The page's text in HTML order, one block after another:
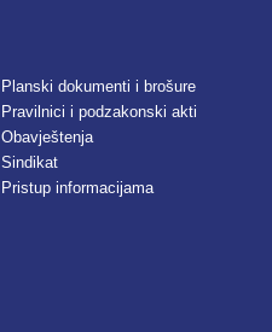
Planski dokumenti i brošure
Pravilnici i podzakonski akti
Obavještenja
Sindikat
Pristup informacijama